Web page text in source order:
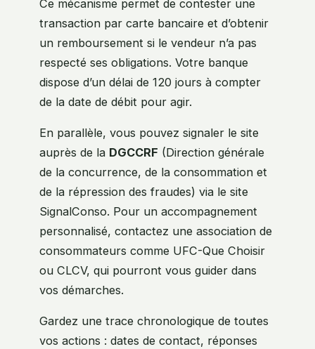
Ce mécanisme permet de contester une
transaction par carte bancaire et d’obtenir
un remboursement si le vendeur n’a pas
respecté ses obligations. Votre banque
dispose d’un délai de 120 jours à compter
de la date de débit pour agir.
En parallèle, vous pouvez signaler le site
auprès de la DGCCRF (Direction générale
de la concurrence, de la consommation et
de la répression des fraudes) via le site
SignalConso. Pour un accompagnement
personnalisé, contactez une association de
consommateurs comme UFC-Que Choisir
ou CLCV, qui pourront vous guider dans
vos démarches.
Gardez une trace chronologique de toutes
vos actions : dates de contact, réponses